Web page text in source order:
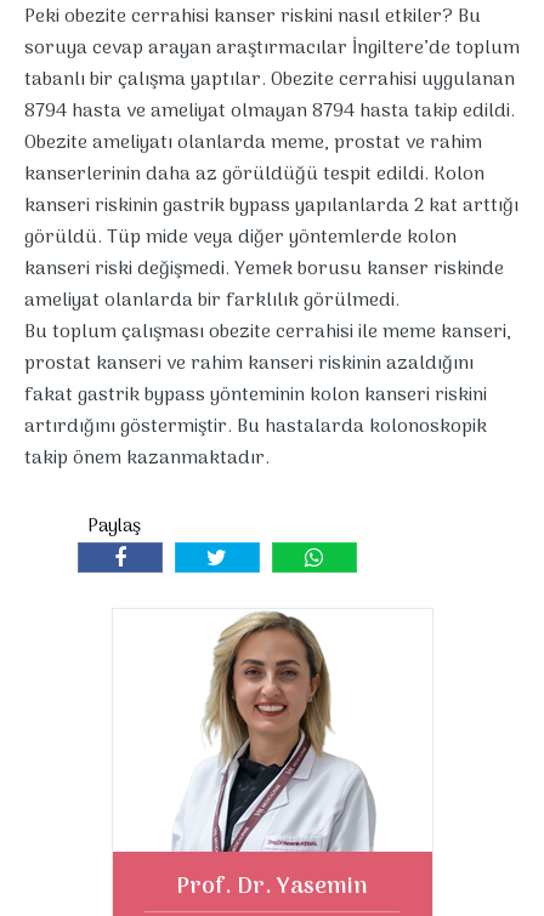
Peki obezite cerrahisi kanser riskini nasıl etkiler? Bu
soruya cevap arayan araştırmacılar İngiltere’de toplum
tabanlı bir çalışma yaptılar. Obezite cerrahisi uygulanan
8794 hasta ve ameliyat olmayan 8794 hasta takip edildi.
Obezite ameliyatı olanlarda meme, prostat ve rahim
kanserlerinin daha az görüldüğü tespit edildi. Kolon
kanseri riskinin gastrik bypass yapılanlarda 2 kat arttığı
görüldü. Tüp mide veya diğer yöntemlerde kolon
kanseri riski değişmedi. Yemek borusu kanser riskinde
ameliyat olanlarda bir farklılık görülmedi.
Bu toplum çalışması obezite cerrahisi ile meme kanseri,
prostat kanseri ve rahim kanseri riskinin azaldığını
fakat gastrik bypass yönteminin kolon kanseri riskini
artırdığını göstermiştir. Bu hastalarda kolonoskopik
takip önem kazanmaktadır.
Prof. Dr. Yasemin